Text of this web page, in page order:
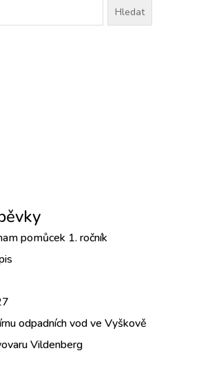
pomůcek 1. ročník
odpadních vod ve Vyškově
Vildenberg